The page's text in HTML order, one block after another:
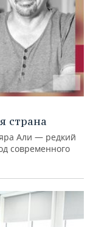
страна
Али — редкий
современного